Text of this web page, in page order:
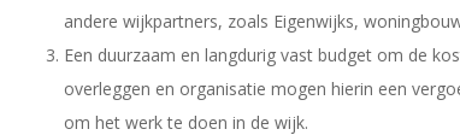
andere wijkpartners, zoals Eigenwijks,
Een duurzaam en langdurig vast budget om de
overleggen en organisatie mogen hierin een
om het werk te doen in de wijk.